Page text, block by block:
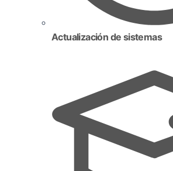
Actualización de sistemas